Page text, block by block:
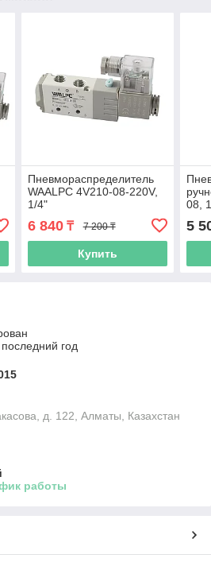
Пневмораспределитель
WAALPC 4V210-08-220V,
1/4"
6 840₸ 7 200 ₸
Купить
08,
5
год
д. 122, Алматы, Казахстан
работы